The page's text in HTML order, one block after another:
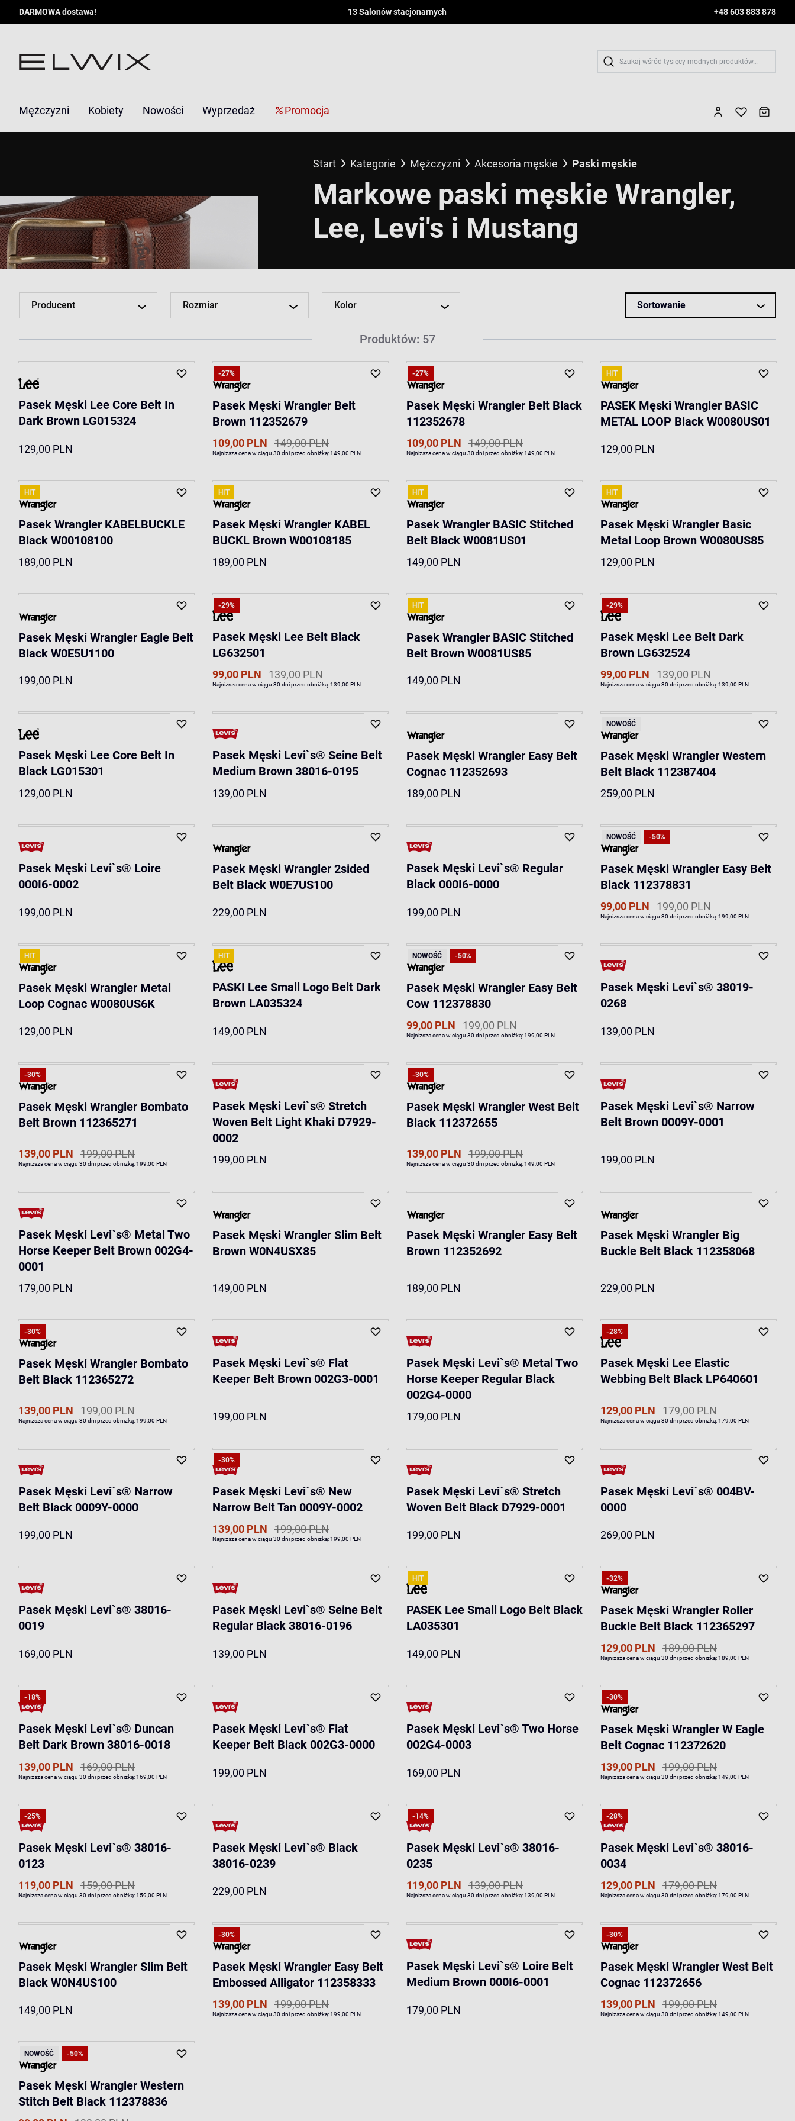
DARMOWA dostawa! 13 Salonów stacjonarnych +48 603 883 878
Mężczyzni Kobiety Nowości Wyprzedaż Promocja
Start Kategorie Mężczyzni Akcesoria męskie Paski męskie
Markowe paski męskie Wrangler,
Lee, Levi's i Mustang
Producent Rozmiar Kolor Sortowanie
Produktów: 57
Pasek Męski Lee Core Belt In
Dark Brown LG015324
129,00 PLN
-27%
Pasek Męski Wrangler Belt
Brown 112352679
109,00 PLN 149,00 PLN
Najniższa cena w ciągu 30 dni przed obniżką:149,00 PLN
-27%
Pasek Męski Wrangler Belt Black
112352678
109,00 PLN 149,00 PLN
Najniższa cena w ciągu 30 dni przed obniżką:149,00 PLN
HIT
PASEK Męski Wrangler BASIC
METAL LOOP Black W0080US01
129,00 PLN
HIT
Pasek Wrangler KABELBUCKLE
Black W00108100
189,00 PLN
HIT
Pasek Męski Wrangler KABEL
BUCKL Brown W00108185
189,00 PLN
HIT
Pasek Wrangler BASIC Stitched
Belt Black W0081US01
149,00 PLN
HIT
Pasek Męski Wrangler Basic
Metal Loop Brown W0080US85
129,00 PLN
Pasek Męski Wrangler Eagle Belt
Black W0E5U1100
199,00 PLN
-29%
Pasek Męski Lee Belt Black
LG632501
99,00 PLN 139,00 PLN
Najniższa cena w ciągu 30 dni przed obniżką:139,00 PLN
HIT
Pasek Wrangler BASIC Stitched
Belt Brown W0081US85
149,00 PLN
-29%
Pasek Męski Lee Belt Dark
Brown LG632524
99,00 PLN 139,00 PLN
Najniższa cena w ciągu 30 dni przed obniżką:139,00 PLN
Pasek Męski Lee Core Belt In
Black LG015301
129,00 PLN
Pasek Męski Levi`s® Seine Belt
Medium Brown 38016-0195
139,00 PLN
Pasek Męski Wrangler Easy Belt
Cognac 112352693
189,00 PLN
NOWOŚĆ
Pasek Męski Wrangler Western
Belt Black 112387404
259,00 PLN
Pasek Męski Levi`s® Loire
000I6-0002
199,00 PLN
Pasek Męski Wrangler 2sided
Belt Black W0E7US100
229,00 PLN
Pasek Męski Levi`s® Regular
Black 000I6-0000
199,00 PLN
NOWOŚĆ -50%
Pasek Męski Wrangler Easy Belt
Black 112378831
99,00 PLN 199,00 PLN
Najniższa cena w ciągu 30 dni przed obniżką:199,00 PLN
HIT
Pasek Męski Wrangler Metal
Loop Cognac W0080US6K
129,00 PLN
HIT
PASKI Lee Small Logo Belt Dark
Brown LA035324
149,00 PLN
NOWOŚĆ -50%
Pasek Męski Wrangler Easy Belt
Cow 112378830
99,00 PLN 199,00 PLN
Najniższa cena w ciągu 30 dni przed obniżką:199,00 PLN
Pasek Męski Levi`s® 38019-
0268
139,00 PLN
-30%
Pasek Męski Wrangler Bombato
Belt Brown 112365271
139,00 PLN 199,00 PLN
Najniższa cena w ciągu 30 dni przed obniżką:199,00 PLN
Pasek Męski Levi`s® Stretch
Woven Belt Light Khaki D7929-
0002
199,00 PLN
-30%
Pasek Męski Wrangler West Belt
Black 112372655
139,00 PLN 199,00 PLN
Najniższa cena w ciągu 30 dni przed obniżką:149,00 PLN
Pasek Męski Levi`s® Narrow
Belt Brown 0009Y-0001
199,00 PLN
Pasek Męski Levi`s® Metal Two
Horse Keeper Belt Brown 002G4-
0001
179,00 PLN
Pasek Męski Wrangler Slim Belt
Brown W0N4USX85
149,00 PLN
Pasek Męski Wrangler Easy Belt
Brown 112352692
189,00 PLN
Pasek Męski Wrangler Big
Buckle Belt Black 112358068
229,00 PLN
-30%
Pasek Męski Wrangler Bombato
Belt Black 112365272
139,00 PLN 199,00 PLN
Najniższa cena w ciągu 30 dni przed obniżką:199,00 PLN
Pasek Męski Levi`s® Flat
Keeper Belt Brown 002G3-0001
199,00 PLN
Pasek Męski Levi`s® Metal Two
Horse Keeper Regular Black
002G4-0000
179,00 PLN
-28%
Pasek Męski Lee Elastic
Webbing Belt Black LP640601
129,00 PLN 179,00 PLN
Najniższa cena w ciągu 30 dni przed obniżką:179,00 PLN
Pasek Męski Levi`s® Narrow
Belt Black 0009Y-0000
199,00 PLN
-30%
Pasek Męski Levi`s® New
Narrow Belt Tan 0009Y-0002
139,00 PLN 199,00 PLN
Najniższa cena w ciągu 30 dni przed obniżką:199,00 PLN
Pasek Męski Levi`s® Stretch
Woven Belt Black D7929-0001
199,00 PLN
Pasek Męski Levi`s® 004BV-
0000
269,00 PLN
Pasek Męski Levi`s® 38016-
0019
169,00 PLN
Pasek Męski Levi`s® Seine Belt
Regular Black 38016-0196
139,00 PLN
HIT
PASEK Lee Small Logo Belt Black
LA035301
149,00 PLN
-32%
Pasek Męski Wrangler Roller
Buckle Belt Black 112365297
129,00 PLN 189,00 PLN
Najniższa cena w ciągu 30 dni przed obniżką:189,00 PLN
-18%
Pasek Męski Levi`s® Duncan
Belt Dark Brown 38016-0018
139,00 PLN 169,00 PLN
Najniższa cena w ciągu 30 dni przed obniżką:169,00 PLN
Pasek Męski Levi`s® Flat
Keeper Belt Black 002G3-0000
199,00 PLN
Pasek Męski Levi`s® Two Horse
002G4-0003
169,00 PLN
-30%
Pasek Męski Wrangler W Eagle
Belt Cognac 112372620
139,00 PLN 199,00 PLN
Najniższa cena w ciągu 30 dni przed obniżką:149,00 PLN
-25%
Pasek Męski Levi`s® 38016-
0123
119,00 PLN 159,00 PLN
Najniższa cena w ciągu 30 dni przed obniżką:159,00 PLN
Pasek Męski Levi`s® Black
38016-0239
229,00 PLN
-14%
Pasek Męski Levi`s® 38016-
0235
119,00 PLN 139,00 PLN
Najniższa cena w ciągu 30 dni przed obniżką:139,00 PLN
-28%
Pasek Męski Levi`s® 38016-
0034
129,00 PLN 179,00 PLN
Najniższa cena w ciągu 30 dni przed obniżką:179,00 PLN
Pasek Męski Wrangler Slim Belt
Black W0N4US100
149,00 PLN
-30%
Pasek Męski Wrangler Easy Belt
Embossed Alligator 112358333
139,00 PLN 199,00 PLN
Najniższa cena w ciągu 30 dni przed obniżką:199,00 PLN
Pasek Męski Levi`s® Loire Belt
Medium Brown 000I6-0001
179,00 PLN
-30%
Pasek Męski Wrangler West Belt
Cognac 112372656
139,00 PLN 199,00 PLN
Najniższa cena w ciągu 30 dni przed obniżką:149,00 PLN
NOWOŚĆ -50%
Pasek Męski Wrangler Western
Stitch Belt Black 112378836